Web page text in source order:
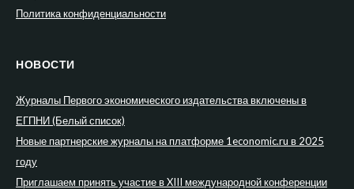
Политика конфиденциальности
НОВОСТИ
Журналы Первого экономического издательства включены в
ЕГПНИ (Белый список)
Новые партнерские журналы на платформе 1economic.ru в 2025
году
Приглашаем принять участие в XIII международной конференции